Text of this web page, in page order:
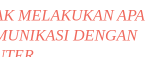
MELAKUKAN APA
DENGAN